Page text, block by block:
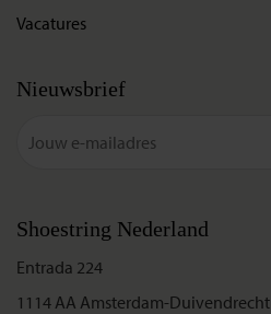
Vacatures
Nieuwsbrief
Shoestring Nederland
Entrada 224
1114 AA Amsterdam-Duivendrecht